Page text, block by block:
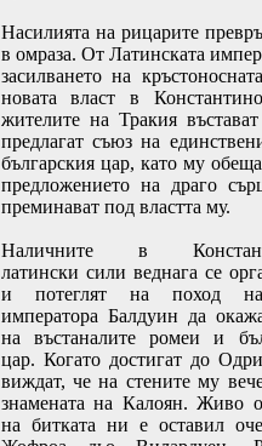
Насилията на рицарите
в омраза. От Латинската
засилването на
новата власт в
жителите на Тракия
предлагат съюз на
българския цар, като му
предложението на драго
преминават под властта му.
Наличните в
латински сили веднага се
и потеглят на поход
императора Балдуин да
на въстаналите ромеи и
цар. Когато достигат до
виждат, че на стените му
знамената на Калоян. Живо
на битката ни е оставил